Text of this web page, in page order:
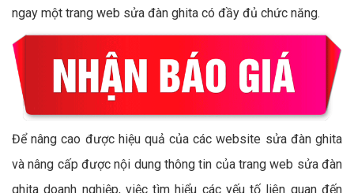
ngay một trang web sửa đàn ghita có đầy đủ chức năng.
Để nâng cao được hiệu quả của các website sửa đàn ghita
và nâng cấp được nội dung thông tin của trang web sửa đàn
ghita doanh nghiệp, việc tìm hiểu các yếu tố liên quan đến